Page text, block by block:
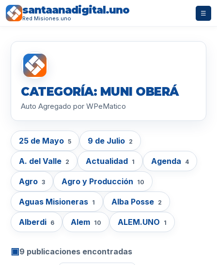
santaanadigital.uno
Red Misiones.uno
☰
CATEGORÍA: MUNI OBERÁ
Auto Agregado por WPeMatico
25 de Mayo 5 9 de Julio 2
A. del Valle 2 Actualidad 1 Agenda 4
Agro 3 Agro y Producción 10
Aguas Misioneras 1 Alba Posse 2
Alberdi 6 Alem 10 ALEM.UNO 1
▣9 publicaciones encontradas